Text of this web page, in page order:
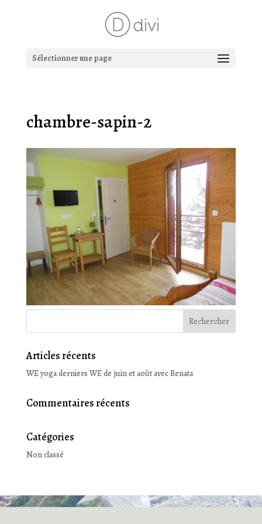
Sélectionner une page
chambre-sapin-2
Articles récents
WE yoga derniers WE de juin et août avec Renata
Commentaires récents
Catégories
Non classé